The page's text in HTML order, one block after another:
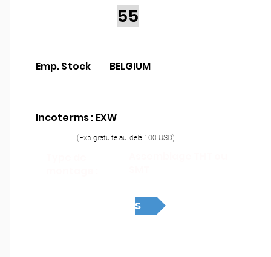
55
Emp. Stock BELGIUM
Incoterms : EXW
(Exp gratuite au-delà 100 USD)
Devis